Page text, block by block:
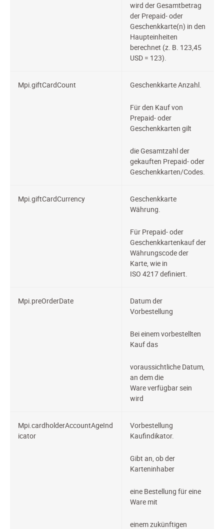
wird der Gesamtbetrag
der Prepaid- oder
Geschenkkarte(n) in den
Haupteinheiten
berechnet (z. B. 123,45
USD = 123).
Mpi.giftCardCount GeschenkkarteAnzahl.
Für den Kauf von
Prepaid- oder
Geschenkkarten gilt
die Gesamtzahl der
gekauften Prepaid- oder
Geschenkkarten/Codes.
Mpi.giftCardCurrency
Geschenkkarte
Währung.
Für Prepaid- oder
Geschenkkartenkauf der
Währungscode der
Karte, wie in
ISO 4217 definiert.
Mpi.preOrderDate
Datum der
Vorbestellung
Bei einem vorbestellten
Kauf das
voraussichtliche Datum,
an dem die
Ware verfügbar sein
wird
Mpi.cardholderAccountAgeInd
icator
Vorbestellung
Kaufindikator.
Gibt an, ob der
Karteninhaber
eine Bestellung für eine
Ware mit
einem zukünftigen